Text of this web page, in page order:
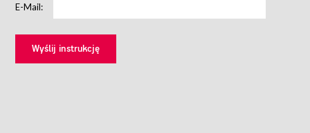
E-Mail: